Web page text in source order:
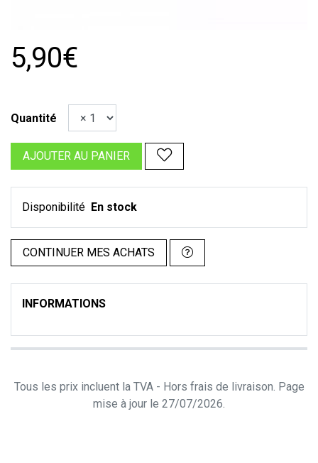
5,90€
Quantité
AJOUTER AU PANIER
Disponibilité En stock
CONTINUER MES ACHATS
INFORMATIONS
Tous les prix incluent la TVA - Hors frais de livraison. Page
mise à jour le 27/07/2026.